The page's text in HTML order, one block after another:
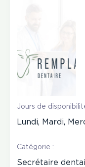
Jours de
Lundi, Mardi,
Catégorie :
Secrétaire